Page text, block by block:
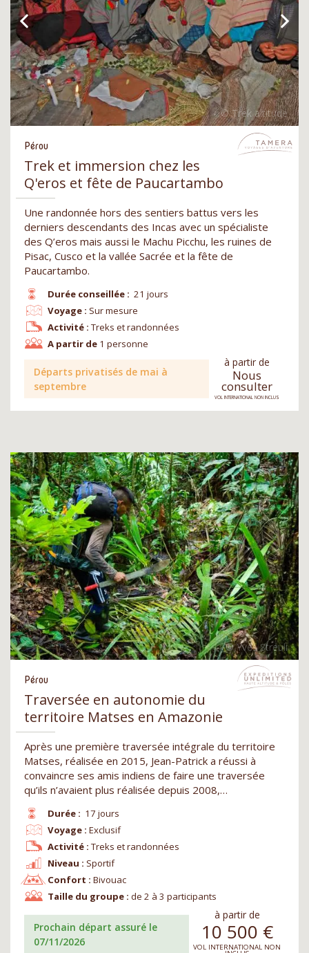
Pérou
Trek et immersion chez les
Q'eros et fête de Paucartambo
Une randonnée hors des sentiers battus vers les
derniers descendants des Incas avec un spécialiste
des Q’eros mais aussi le Machu Picchu, les ruines de
Pisac, Cusco et la vallée Sacrée et la fête de
Paucartambo.
Durée conseillée : 21 jours
Voyage : Sur mesure
Activité : Treks et randonnées
A partir de 1 personne
Départs privatisés de mai à
septembre
à partir de
Nous
consulter
VOL INTERNATIONAL NON INCLUS
Pérou
Traversée en autonomie du
territoire Matses en Amazonie
Après une première traversée intégrale du territoire
Matses, réalisée en 2015, Jean-Patrick a réussi à
convaincre ses amis indiens de faire une traversée
qu’ils n’avaient plus réalisée depuis 2008,…
Durée : 17 jours
Niveau : Sportif
Voyage : Exclusif
Confort : Bivouac
Activité : Treks et randonnées
Taille du groupe : de 2 à 3 participants
Prochain départ assuré le
07/11/2026
à partir de
10 500 €
VOL INTERNATIONAL NON